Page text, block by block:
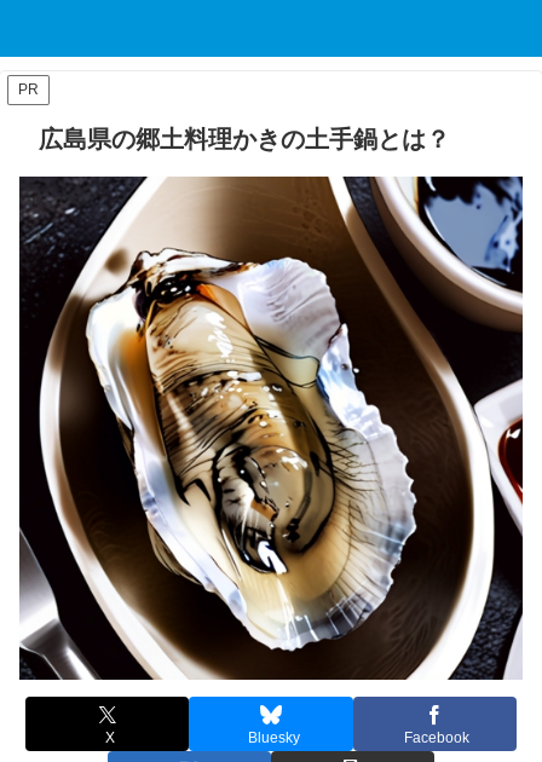
PR
広島県の郷土料理かきの土手鍋とは？
X Bluesky Facebook